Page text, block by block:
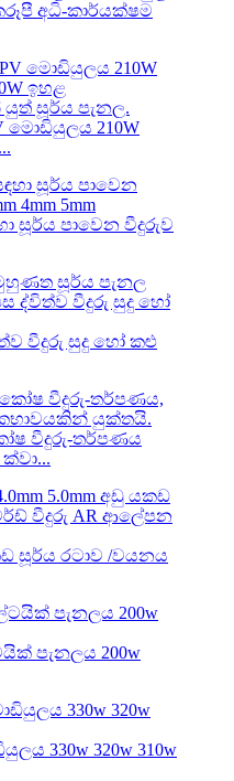
අධි-කාර්යක්ෂම
මොඩියුලය 210W
සූර්ය පාවෙන වීදුරුව
වීදුරු සුදු හෝ කළු
වීදුරු-තර්පණය
සූර්ය රටාව /වයනය
පැනලය 200w
330w 320w 310w